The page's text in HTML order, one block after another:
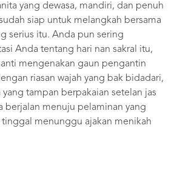
yang dewasa, mandiri, dan penuh
siap untuk melangkah bersama
serius itu. Anda pun sering
Anda tentang hari nan sakral itu,
mengenakan gaun pengantin
riasan wajah yang bak bidadari,
tampan berpakaian setelan jas
berjalan menuju pelaminan yang
menunggu ajakan menikah